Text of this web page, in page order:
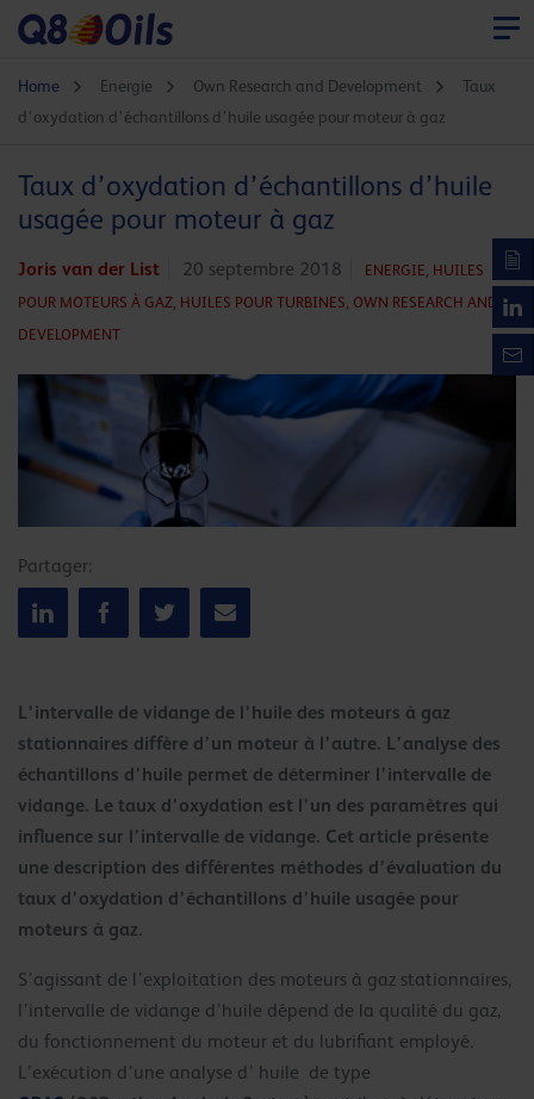
Home Energie Own Research and Development
Taux
d’oxydation d’échantillons d’huile usagée pour moteur à gaz
Taux d’oxydation d’échantillons d’huile
usagée pour moteur à gaz
Joris van der List 20 septembre 2018 ENERGIE, HUILES
POUR MOTEURS À GAZ, HUILES POUR TURBINES, OWN RESEARCH AND
DEVELOPMENT
Partager:
L’intervalle de vidange de l’huile des moteurs à gaz
stationnaires diffère d’un moteur à l’autre. L’analyse des
échantillons d’huile permet de déterminer l’intervalle de
vidange. Le taux d’oxydation est l’un des paramètres qui
influence sur l’intervalle de vidange. Cet article présente
une description des différentes méthodes d’évaluation du
taux d’oxydation d’échantillons d’huile usagée pour
moteurs à gaz.
S’agissant de l’exploitation des moteurs à gaz stationnaires,
l’intervalle de vidange d’huile dépend de la qualité du gaz,
du fonctionnement du moteur et du lubrifiant employé.
L’exécution d’une analyse d’ huile de type